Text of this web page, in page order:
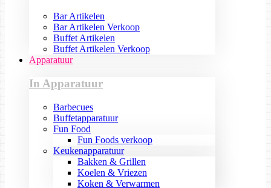
Bar Artikelen
Bar Artikelen Verkoop
Buffet Artikelen
Buffet Artikelen Verkoop
Apparatuur
In Apparatuur
Barbecues
Buffetapparatuur
Fun Food
Fun Foods verkoop
Keukenapparatuur
Bakken & Grillen
Koelen & Vriezen
Koken & Verwarmen